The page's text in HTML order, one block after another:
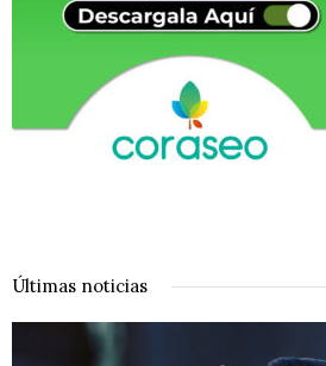
Últimas noticias